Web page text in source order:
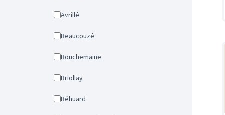
Avrillé
Beaucouzé
Bouchemaine
Briollay
Béhuard